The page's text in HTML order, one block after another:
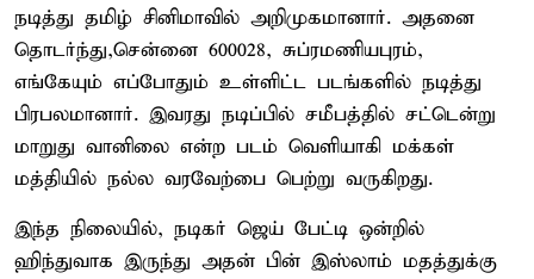
நடித்து தமிழ் சினிமாவில் அறிமுகமானார். அதனை
தொடர்ந்து,சென்னை 600028, சுப்ரமணியபுரம்,
எங்கேயும் எப்போதும் உள்ளிட்ட படங்களில் நடித்து
பிரபலமானார். இவரது நடிப்பில் சமீபத்தில் சட்டென்று
மாறுது வானிலை என்ற படம் வெளியாகி மக்கள்
மத்தியில் நல்ல வரவேற்பை பெற்று வருகிறது.
இந்த நிலையில், நடிகர் ஜெய் பேட்டி ஒன்றில்
ஹிந்துவாக இருந்து அதன் பின் இஸ்லாம் மதத்துக்கு